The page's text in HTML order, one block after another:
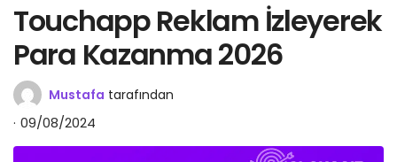
Touchapp Reklam İzleyerek
Para Kazanma 2026
Mustafa tarafından
09/08/2024